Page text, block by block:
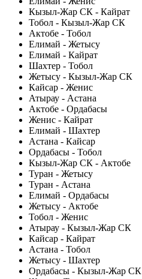
Кызыл-Жар СК - Кайрат
Тобол - Кызыл-Жар СК
Актобе - Тобол
Елимай - Жетысу
Елимай - Кайрат
Шахтер - Тобол
Жетысу - Кызыл-Жар СК
Кайсар - Женис
Атырау - Астана
Актобе - Ордабасы
Женис - Кайрат
Елимай - Шахтер
Астана - Кайсар
Ордабасы - Тобол
Кызыл-Жар СК - Актобе
Туран - Жетысу
Туран - Астана
Елимай - Ордабасы
Жетысу - Актобе
Тобол - Женис
Атырау - Кызыл-Жар СК
Кайсар - Кайрат
Астана - Тобол
Жетысу - Шахтер
Ордабасы - Кызыл-Жар СК